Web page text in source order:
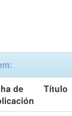
de
Título